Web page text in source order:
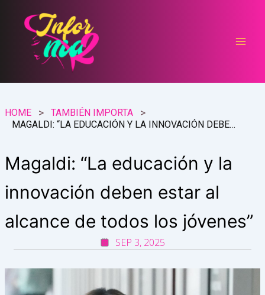
contenido
HOME
TAMBIÉN IMPORTA
MAGALDI: “LA EDUCACIÓN Y LA INNOVACIÓN DEBEN ESTAR AL ALCANCE DE TODOS LOS JÓVENES”
Magaldi: “La educación y la
innovación deben estar al
alcance de todos los jóvenes”
SEP 3, 2025